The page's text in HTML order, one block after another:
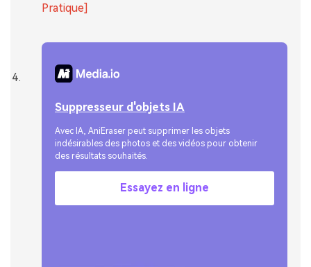
Pratique]
Suppresseur d'objets IA
Avec IA, AniEraser peut supprimer les objets
indésirables des photos et des vidéos pour obtenir
des résultats souhaités.
Essayez en ligne